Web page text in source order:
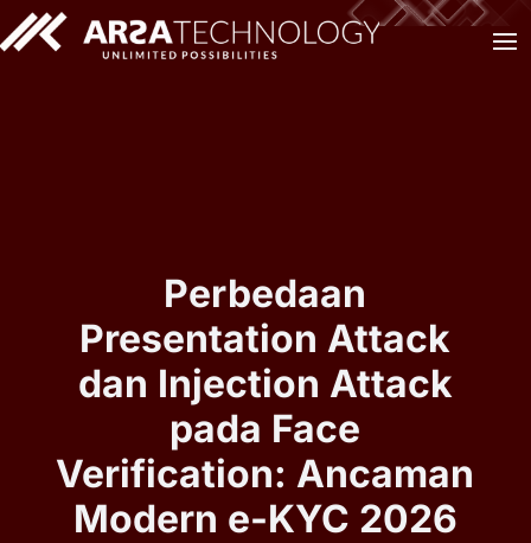
Perbedaan
Presentation Attack
dan Injection Attack
pada Face
Verification: Ancaman
Modern e-KYC 2026